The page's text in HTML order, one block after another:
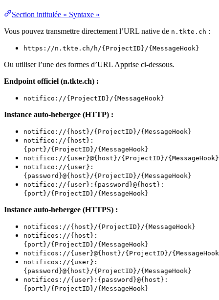
Section intitulée « Syntaxe »
Vous pouvez transmettre directement l’URL native de n.tkte.ch :
https://n.tkte.ch/h/{ProjectID}/{MessageHook}
Ou utiliser l’une des formes d’URL Apprise ci-dessous.
Endpoint officiel (n.tkte.ch) :
notifico://{ProjectID}/{MessageHook}
Instance auto-hebergee (HTTP) :
notifico://{host}/{ProjectID}/{MessageHook}
notifico://{host}:
{port}/{ProjectID}/{MessageHook}
notifico://{user}@{host}/{ProjectID}/{MessageHook}
notifico://{user}:
{password}@{host}/{ProjectID}/{MessageHook}
notifico://{user}:{password}@{host}:
{port}/{ProjectID}/{MessageHook}
Instance auto-hebergee (HTTPS) :
notificos://{host}/{ProjectID}/{MessageHook}
notificos://{host}:
{port}/{ProjectID}/{MessageHook}
notificos://{user}@{host}/{ProjectID}/
notificos://{user}:
{password}@{host}/{ProjectID}/{MessageHook}
notificos://{user}:{password}@{host}:
{port}/{ProjectID}/{MessageHook}